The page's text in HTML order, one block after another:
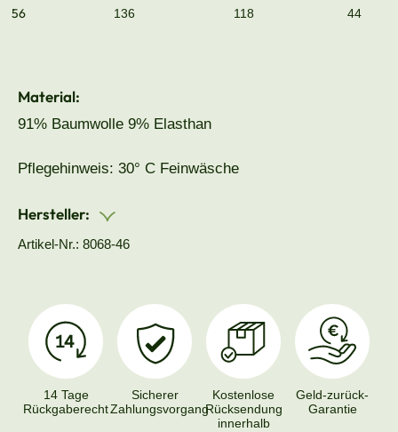
56 136 118 44
Material:
91% Baumwolle 9% Elasthan
Pflegehinweis: 30° C Feinwäsche
Hersteller:
Artikel-Nr.: 8068-46
14 Tage
Rückgaberecht
Sicherer
Zahlungsvorgang
Kostenlose
Rücksendung
innerhalb
Geld-zurück-
Garantie